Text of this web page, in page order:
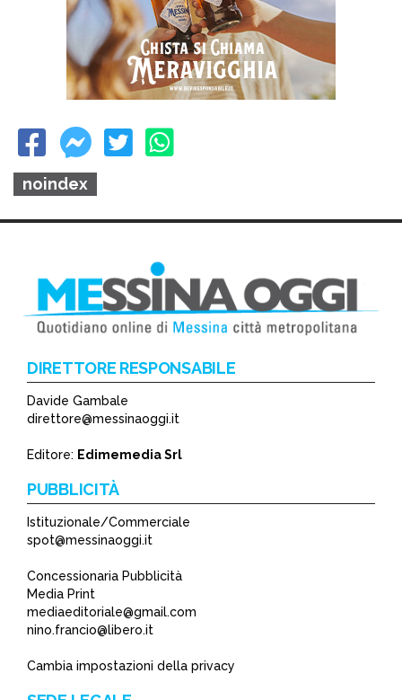
noindex
DIRETTORE RESPONSABILE
Davide Gambale
direttore@messinaoggi.it
Editore: Edimemedia Srl
PUBBLICITÀ
Istituzionale/Commerciale
spot@messinaoggi.it
Concessionaria Pubblicità
Media Print
mediaeditoriale@gmail.com
nino.francio@libero.it
Cambia impostazioni della privacy